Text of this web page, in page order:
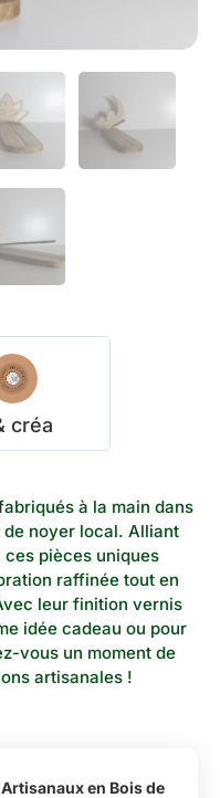
créa
à la main dans
noyer local. Alliant
pièces uniques
raffinée tout en
leur finition vernis
idée cadeau ou pour
vous un moment de
artisanales !
en Bois de